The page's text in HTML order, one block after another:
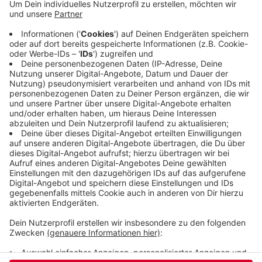
auch ihr Vorgänger, Michael Müller, wieder
aufgestellt werden. Er ist als Direktkandidat für
den Grifflenberg vorgesehen - sein Listenplatz ist
nicht sehr aussichtsreich. Die Entscheidung fällt
heute bei einer Mitgliederversammlung in der
Stadthalle.
Veröffentlicht:Samstag, 20.06.2020 07:21
Anzeige
Anzeige